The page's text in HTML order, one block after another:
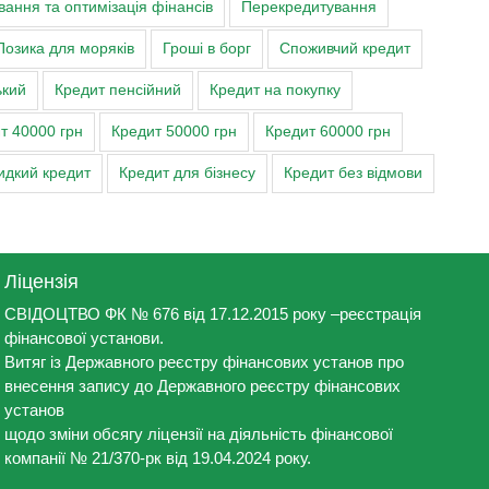
ним та/або інших платежів за
гривень за кожний наступний
від простроченої суми; Інші платежі: у
суму боргу з урахуванням встановленого
та ускладнити отримання споживчого
або спорідненої чи пов'язаної з ним
має право розглянути альтернативні
тільки за згодою сторін;
споживачем способу сплати;
грошового зобов’язання)/строку
та оптимізація фінансів Перекредитування
для моряків Гроші в борг Споживчий кредит
Кредит пенсійний Кредит на покупку
40000 грн Кредит 50000 грн Кредит 60000 грн
кредит Кредит для бізнесу Кредит без відмови
Ліцензія
СВІДОЦТВО ФК № 676 від 17.12.2015 року –реєстрація
фінансової установи.
Витяг із Державного реєстру фінансових установ про
внесення запису до Державного реєстру фінансових
установ
щодо зміни обсягу ліцензії на діяльність фінансової
компанії № 21/370-рк від 19.04.2024 року.